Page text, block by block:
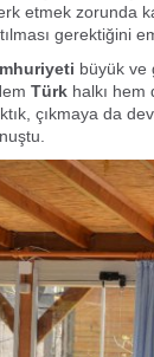
etmek zorunda
gerektiğini
büyük ve
Türk halkı
çıkmaya da